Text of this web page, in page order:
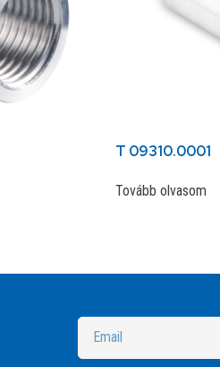
T 09310.0001
Tovább olvasom